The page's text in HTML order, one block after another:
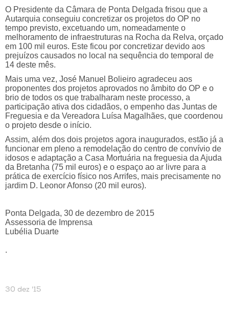
O Presidente da Câmara de Ponta Delgada frisou que a
Autarquia conseguiu concretizar os projetos do OP no
tempo previsto, excetuando um, nomeadamente o
melhoramento de infraestruturas na Rocha da Relva, orçado
em 100 mil euros. Este ficou por concretizar devido aos
prejuízos causados no local na sequência do temporal de
14 deste mês.
Mais uma vez, José Manuel Bolieiro agradeceu aos
proponentes dos projetos aprovados no âmbito do OP e o
brio de todos os que trabalharam neste processo, a
participação ativa dos cidadãos, o empenho das Juntas de
Freguesia e da Vereadora Luísa Magalhães, que coordenou
o projeto desde o início.
Assim, além dos dois projetos agora inaugurados, estão já a
funcionar em pleno a remodelação do centro de convívio de
idosos e adaptação a Casa Mortuária na freguesia da Ajuda
da Bretanha (75 mil euros) e o espaço ao ar livre para a
prática de exercício físico nos Arrifes, mais precisamente no
jardim D. Leonor Afonso (20 mil euros).
Ponta Delgada, 30 de dezembro de 2015
Assessoria de Imprensa
Lubélia Duarte
.
30 dez '15